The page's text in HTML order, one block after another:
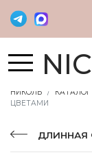
НИКОЛЬ КАТАЛОГ
ЦВЕТАМИ
ДЛИННАЯ